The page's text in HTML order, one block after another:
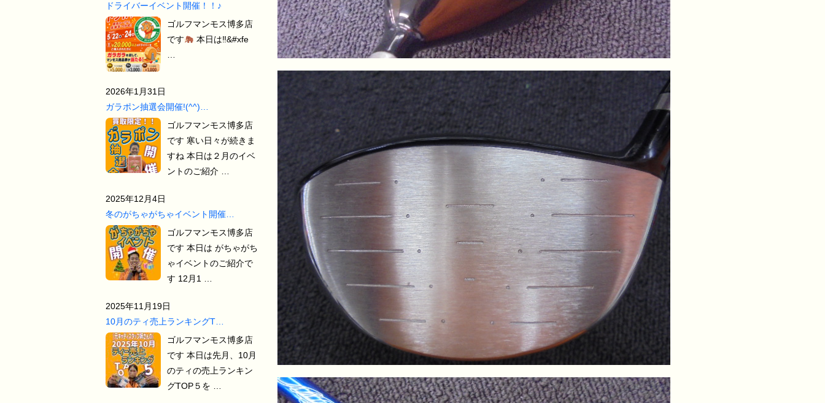
ドライバーイベント開催！！♪
ゴルフマンモス博多店
です
本日は‼&#xfe
2026年1月31日
ガラポン抽選会開催!(^^)…
ゴルフマンモス博多店
です 寒い日々が続きま
すね 本日は２月のイベ
ントのご紹介 …
2025年12月4日
冬のがちゃがちゃイベント開催…
ゴルフマンモス博多店
です 本日は がちゃがち
ゃイベントのご紹介で
す 12月1 …
2025年11月19日
10月のティ売上ランキングT…
ゴルフマンモス博多店
です 本日は先月、10月
のティの売上ランキン
グTOP５を …